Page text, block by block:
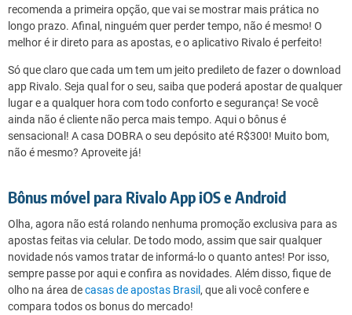
recomenda a primeira opção, que vai se mostrar mais prática no
longo prazo. Afinal, ninguém quer perder tempo, não é mesmo! O
melhor é ir direto para as apostas, e o aplicativo Rivalo é perfeito!
Só que claro que cada um tem um jeito predileto de fazer o download
app Rivalo. Seja qual for o seu, saiba que poderá apostar de qualquer
lugar e a qualquer hora com todo conforto e segurança! Se você
ainda não é cliente não perca mais tempo. Aqui o bônus é
sensacional! A casa DOBRA o seu depósito até R$300! Muito bom,
não é mesmo? Aproveite já!
Bônus móvel para Rivalo App iOS e Android
Olha, agora não está rolando nenhuma promoção exclusiva para as
apostas feitas via celular. De todo modo, assim que sair qualquer
novidade nós vamos tratar de informá-lo o quanto antes! Por isso,
sempre passe por aqui e confira as novidades. Além disso, fique de
olho na área decasas de apostas Brasil , que ali você confere e
compara todos os bonus do mercado!